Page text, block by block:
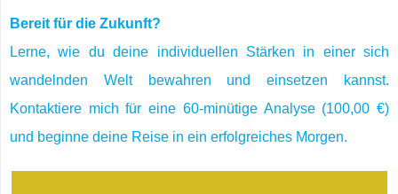
Bereit für die Zukunft?
Lerne, wie du deine individuellen Stärken in einer sich
wandelnden Welt bewahren und einsetzen kannst.
Kontaktiere mich für eine 60-minütige Analyse (100,00 €)
und beginne deine Reise in ein erfolgreiches Morgen.